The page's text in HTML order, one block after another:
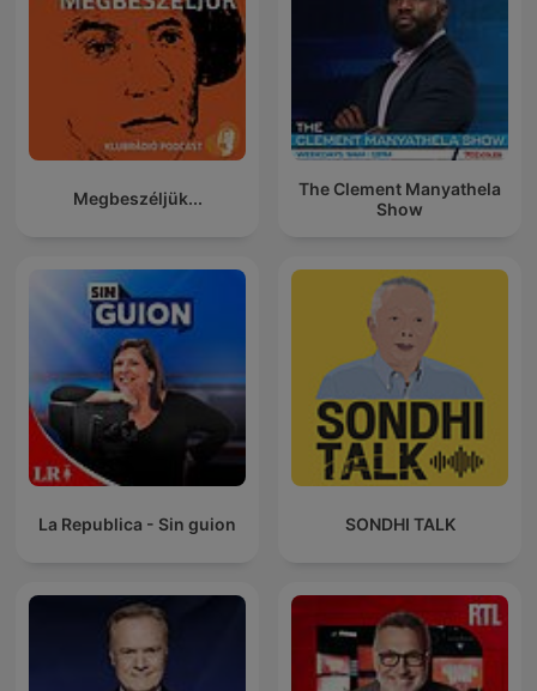
Megbeszéljük...
The Clement Manyathela
Show
La Republica - Sin guion SONDHI TALK